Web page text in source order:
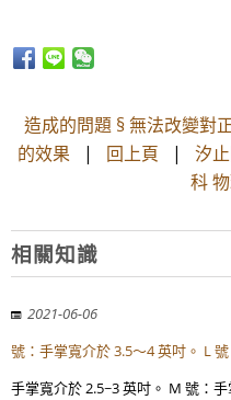
造成的問題 § 無法改變對
的效果
| 回上頁 | 汐
科
相關知識
2021-06-06
號：手掌寬介於 3.5～4 英吋。 L
手掌寬介於 2.5~3 英吋。 M 號：